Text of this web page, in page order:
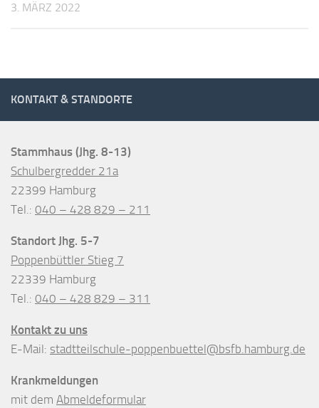
3. MÄRZ 2022
KONTAKT & STANDORTE
Stammhaus (Jhg. 8-13)
Schulbergredder 21a
22399 Hamburg
Tel.: 040 – 428 829 – 211
Standort Jhg. 5-7
Poppenbüttler Stieg 7
22339 Hamburg
Tel.: 040 – 428 829 – 311
Kontakt zu uns
E-Mail: stadtteilschule-poppenbuettel@bsfb.hamburg.de
Krankmeldungen
mit dem Abmeldeformular